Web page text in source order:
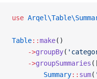
use
Table::make()
    ->
groupBy(
    ->
groupSummaries
        Summary
:: sum(